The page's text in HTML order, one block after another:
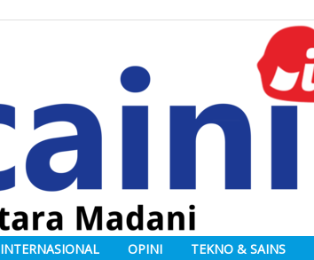
INTERNASIONAL OPINI TEKNO & SAINS